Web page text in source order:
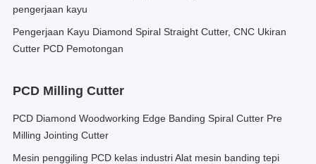
pengerjaan kayu
Pengerjaan Kayu Diamond Spiral Straight Cutter, CNC Ukiran
Cutter PCD Pemotongan
PCD Milling Cutter
PCD Diamond Woodworking Edge Banding Spiral Cutter Pre
Milling Jointing Cutter
Mesin penggiling PCD kelas industri Alat mesin banding tepi